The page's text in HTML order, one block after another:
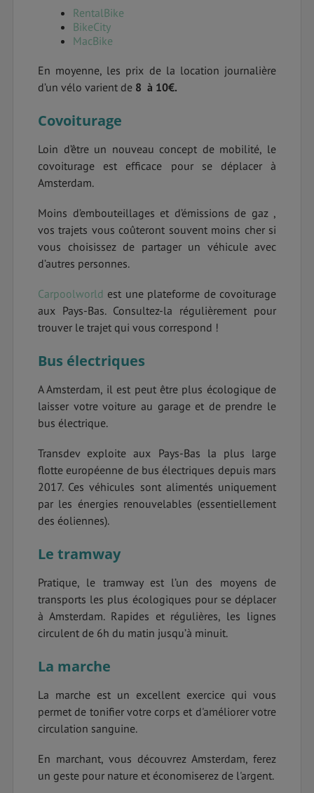
RentalBike
BikeCity
MacBike
En moyenne, les prix de la location journalière
d’un vélo varient de 8 à 10€.
Covoiturage
Loin d’être un nouveau concept de mobilité, le
covoiturage est efficace pour se déplacer à
Amsterdam.
Moins d’embouteillages et d’émissions de gaz ,
vos trajets vous coûteront souvent moins cher si
vous choisissez de partager un véhicule avec
d’autres personnes.
Carpoolworld est une plateforme de covoiturage
aux Pays-Bas. Consultez-la régulièrement pour
trouver le trajet qui vous correspond !
Bus électriques
A Amsterdam, il est peut être plus écologique de
laisser votre voiture au garage et de prendre le
bus électrique.
Transdev exploite aux Pays-Bas la plus large
flotte européenne de bus électriques depuis mars
2017. Ces véhicules sont alimentés uniquement
par les énergies renouvelables (essentiellement
des éoliennes).
Le tramway
Pratique, le tramway est l’un des moyens de
transports les plus écologiques pour se déplacer
à Amsterdam. Rapides et régulières, les lignes
circulent de 6h du matin jusqu’à minuit.
La marche
La marche est un excellent exercice qui vous
permet de tonifier votre corps et d'améliorer votre
circulation sanguine.
En marchant, vous découvrez Amsterdam, ferez
un geste pour nature et économiserez de l'argent.